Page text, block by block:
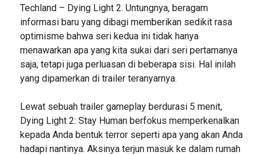
Techland – Dying Light 2. Untungnya, beragam
informasi baru yang dibagi memberikan sedikit rasa
optimisme bahwa seri kedua ini tidak hanya
menawarkan apa yang kita sukai dari seri pertamanya
saja, tetapi juga perluasan di beberapa sisi. Hal inilah
yang dipamerkan di trailer teranyarnya.
Lewat sebuah trailer gameplay berdurasi 5 menit,
Dying Light 2: Stay Human berfokus memperkenalkan
kepada Anda bentuk terror seperti apa yang akan Anda
hadapi nantinya. Aksinya terjun masuk ke dalam rumah